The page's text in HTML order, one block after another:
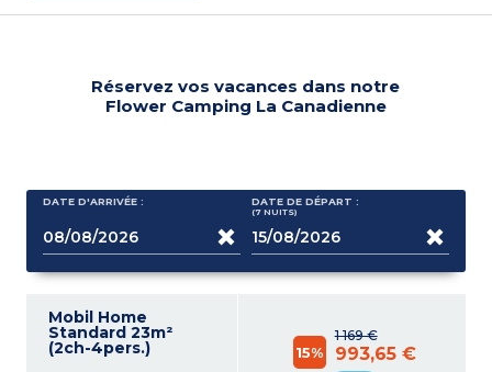
Réservez vos vacances dans notre
Flower Camping La Canadienne
DATE D'ARRIVÉE : DATE DE DÉPART :
(7 NUITS)
Mobil Home
Standard 23m²
(2ch-4pers.)
1 169 €
15% 993,65 €